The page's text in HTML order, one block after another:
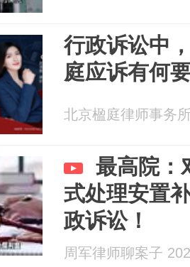
行政诉讼中
庭应诉有何
北京楹庭律师事务
最高院：
式处理安置
政诉讼！
周军律师聊案子